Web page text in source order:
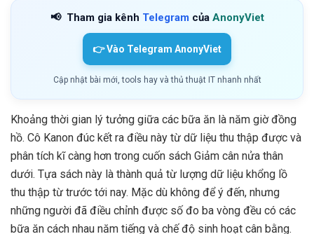
📢 Tham gia kênh Telegram của AnonyViet
👉 Vào Telegram AnonyViet
Cập nhật bài mới, tools hay và thủ thuật IT nhanh nhất
Khoảng thời gian lý tưởng giữa các bữa ăn là năm giờ đồng
hồ. Cô Kanon đúc kết ra điều này từ dữ liệu thu thập được và
phân tích kĩ càng hơn trong cuốn sách Giảm cân nửa thân
dưới. Tựa sách này là thành quả từ lượng dữ liệu khổng lồ
thu thập từ trước tới nay. Mặc dù không để ý đến, nhưng
những người đã điều chỉnh được số đo ba vòng đều có các
bữa ăn cách nhau năm tiếng và chế độ sinh hoạt cân bằng.